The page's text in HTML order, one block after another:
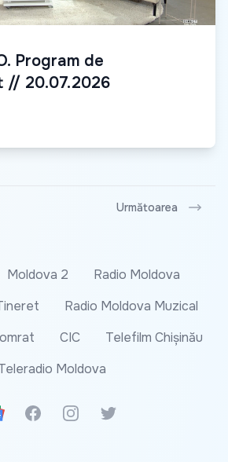
Program de
// 20.07.2026
Următoarea
Moldova 2
Radio Moldova
Radio Moldova Muzical
CIC
Telefilm Chișinău
Moldova
News
FacebookInstagramTwitter